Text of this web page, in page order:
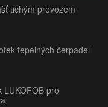
tichým provozem
tepelných čerpadel
pro